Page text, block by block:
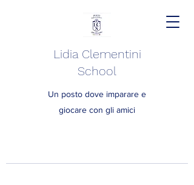
Lidia Clementini
School
Un posto dove imparare e
giocare con gli amici